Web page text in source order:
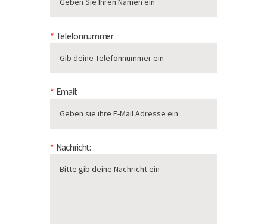
Telefonnummer
Email:
Nachricht: